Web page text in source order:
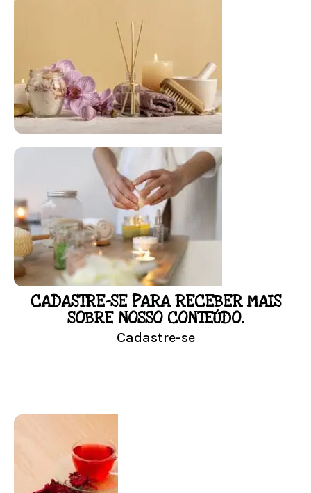
FLORAL DE BACH PERSONALIZADO
Responda as perguntas e receba o seu
floral em casa.
Resultado na hora!
Conheça mais e faça sua Pesquisa
LOJA
CADASTRE-SE PARA RECEBER MAIS
SOBRE NOSSO CONTEÚDO.
Cadastre-se